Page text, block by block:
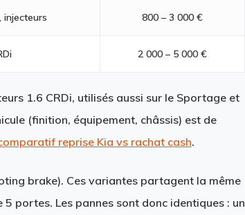
injecteurs 800 – 3 000 €
2 000 – 5 000 €
1.6 CRDi, utilisés aussi sur le Sportage et
(finition, équipement, châssis) est de
reprise Kia vs rachat cash.
brake). Ces variantes partagent la même
portes. Les pannes sont donc identiques : un